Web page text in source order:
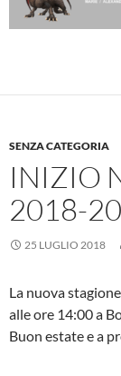
SENZA CATEGORIA
INIZIO
2018-
25 LUGLIO 2018
La nuova
alle ore 14:00 a
Buon estate e a